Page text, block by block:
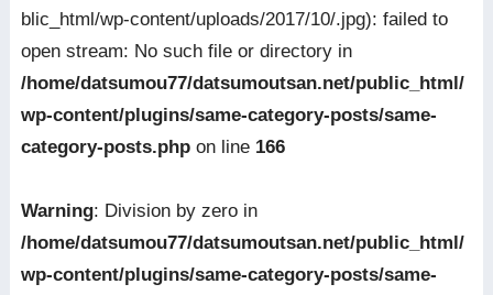
blic_html/wp-content/uploads/2017/10/.jpg): failed to
open stream: No such file or directory in
/home/datsumou77/datsumoutsan.net/public_html/
wp-content/plugins/same-category-posts/same-
category-posts.phpon line 166
Warning: Division by zero in
/home/datsumou77/datsumoutsan.net/public_html/
wp-content/plugins/same-category-posts/same-